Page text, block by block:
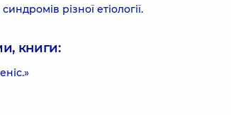
різної етіології.
книги: